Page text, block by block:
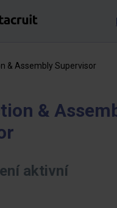
& Assembly Supervisor
&
aktivní